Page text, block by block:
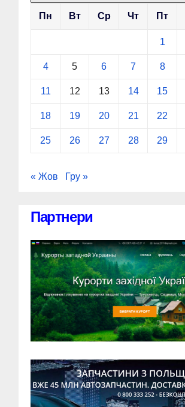
Пн Вт Ср Чт Пт
1
4 5 6 7 8
11 12 13 14 15
18 19 20 21 22
25 26 27 28 29
« Жов Гру »
Партнери